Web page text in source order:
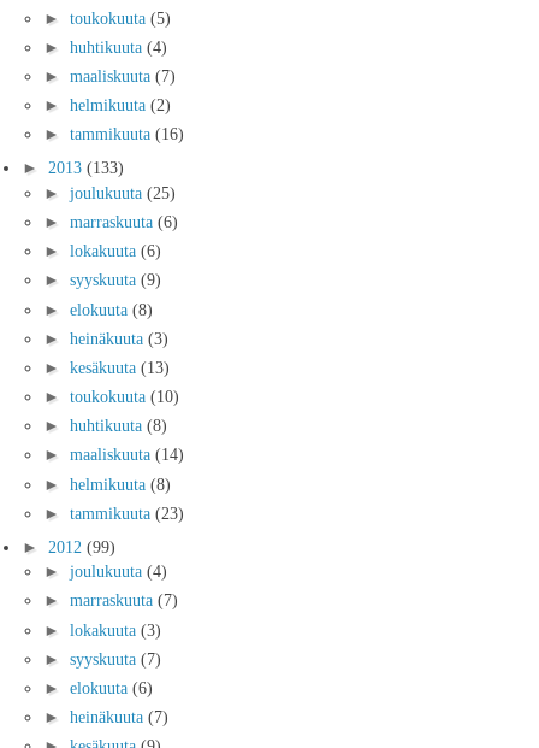
► toukokuuta (5)
► huhtikuuta (4)
► maaliskuuta (7)
► helmikuuta (2)
► tammikuuta (16)
► 2013 (133)
► joulukuuta (25)
► marraskuuta (6)
► lokakuuta (6)
► syyskuuta (9)
► elokuuta (8)
► heinäkuuta (3)
► kesäkuuta (13)
► toukokuuta (10)
► huhtikuuta (8)
► maaliskuuta (14)
► helmikuuta (8)
► tammikuuta (23)
► 2012 (99)
► joulukuuta (4)
► marraskuuta (7)
► lokakuuta (3)
► syyskuuta (7)
► elokuuta (6)
► heinäkuuta (7)